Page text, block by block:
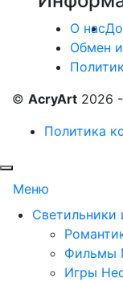
О нас
Обмен
© AcryArt 2026
Политика
Меню
Светильники
Фильмы
Игры